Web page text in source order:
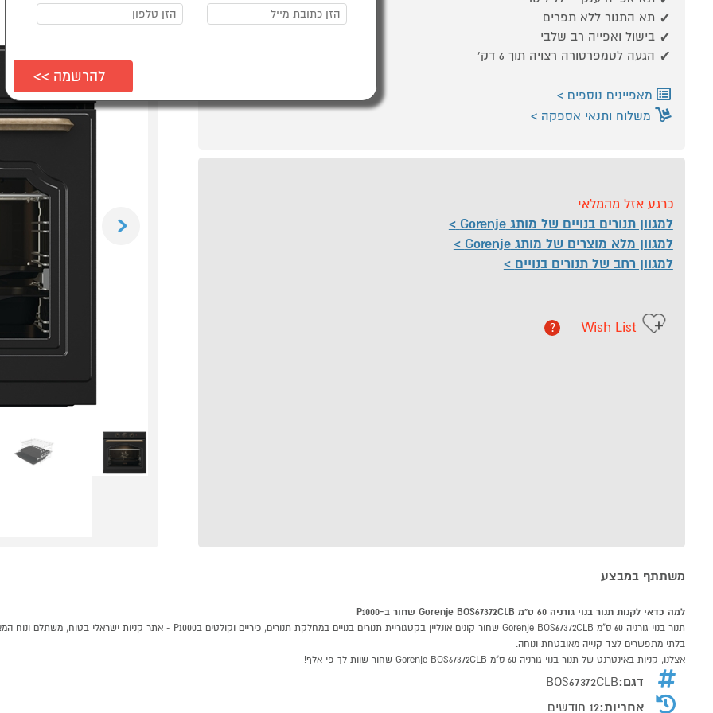
תא התנור ללא תפרים
בישול ואפייה רב שלבי
הגעה לטמפרטורה רצויה תוך 6 דק'
מאפיינים נוספים
משלוח ותנאי אספקה
כרגע אזל מהמלאי
למגוון תנורים בנויים של מותג Gorenje
למגוון מלא מוצרים של מותג Gorenje
למגוון רחב של תנורים בנויים
Wish List
?
משתתף במבצע
למה כדאי לקנות תנור בנוי גורניה 60 ס"מ Gorenje BOS67372CLB שחור ב-P1000
בלתי מתפשרים לצד קנייה מאובטחת ונוחה.
אצלנו, קניות באינטרנט של תנור בנוי גורניה 60 ס"מ Gorenje BOS67372CLB שחור שוות לך פי אלף!
דגם:BOS67372CLB
אחריות:12 חודשים